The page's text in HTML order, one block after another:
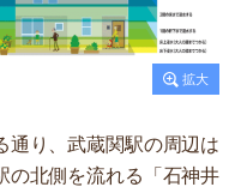
通り、武蔵関駅の周辺は
の北側を流れる「石神井